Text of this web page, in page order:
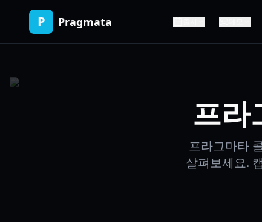
P Pragmata
프라
프라그마타
살펴보세요.